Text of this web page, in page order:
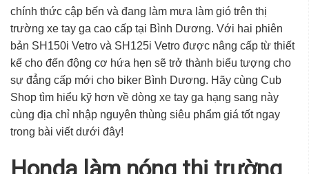
chính thức cập bến và đang làm mưa làm gió trên thị
trường xe tay ga cao cấp tại Bình Dương. Với hai phiên
bản SH150i Vetro và SH125i Vetro được nâng cấp từ thiết
kế cho đến động cơ hứa hẹn sẽ trở thành biểu tượng cho
sự đẳng cấp mới cho biker Bình Dương. Hãy cùng Cub
Shop tìm hiểu kỹ hơn về dòng xe tay ga hạng sang này
cùng địa chỉ nhập nguyên thùng siêu phẩm giá tốt ngay
trong bài viết dưới đây!
Honda làm nóng thị trường